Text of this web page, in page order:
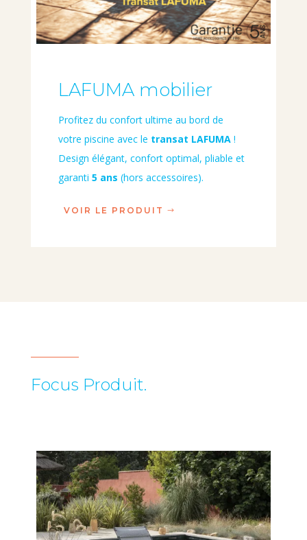
LAFUMA mobilier
Profitez du confort ultime au bord de
votre piscine avec le transat LAFUMA!
Design élégant, confort optimal, pliable et
garanti 5 ans (hors accessoires).
VOIR LE PRODUIT
Focus Produit.